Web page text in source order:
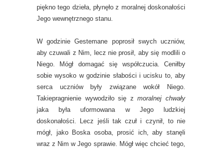
piękno tego dzieła, płynęło z moralnej doskonałości
Jego wewnętrznego stanu.
W godzinie Gestemane poprosił swych uczniów,
aby czuwali z Nim, lecz nie prosił, aby się modlili o
Niego. Mógł domagać się współczucia. Ceniłby
sobie wysoko w godzinie słabości i ucisku to, aby
serca uczniów były związane wokół Niego.
Takiepragnienie wywodziło się zmoralnej chwały
jaka była uformowana w Jego ludzkiej
doskonałości. Lecz jeśli tak czuł i czynił, to nie
mógł, jako Boska osoba, prosić ich, aby stanęli
wraz z Nim w Jego sprawie. Mógł więc chcieć tego,